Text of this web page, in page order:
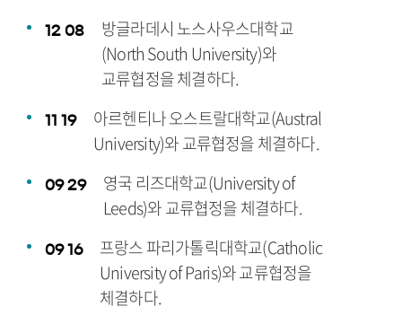
12 08
방글라데시 노스사우스대학교
(North South University)와
교류협정을 체결하다.
11 19
아르헨티나 오스트랄대학교(Austral
University)와 교류협정을 체결하다.
0929
영국 리즈대학교(University of
Leeds)와 교류협정을 체결하다.
0916
프랑스 파리가톨릭대학교(Catholic
University of Paris)와 교류협정을
체결하다.